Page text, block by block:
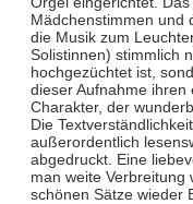
Mädchenstimmen und
die Musik zum
Solistinnen) stimmlich
hochgezüchtet ist,
dieser Aufnahme ihren
Charakter, der
Die
außerordentlich
abgedruckt. Eine
man weite Verbreitung
schönen Sätze wieder